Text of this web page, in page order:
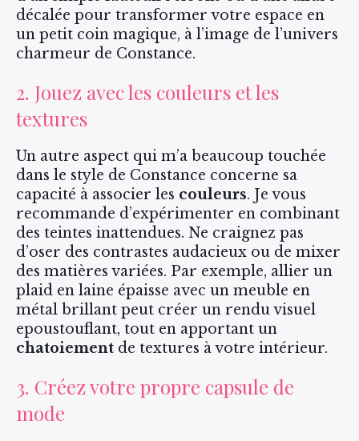
décalée pour transformer votre espace en
un petit coin magique, à l’image de l’univers
charmeur de Constance.
2. Jouez avec les couleurs et les
textures
Un autre aspect qui m’a beaucoup touchée
dans le style de Constance concerne sa
capacité à associer les couleurs. Je vous
recommande d’expérimenter en combinant
des teintes inattendues. Ne craignez pas
d’oser des contrastes audacieux ou de mixer
des matières variées. Par exemple, allier un
plaid en laine épaisse avec un meuble en
métal brillant peut créer un rendu visuel
epoustouflant, tout en apportant un
chatoiement de textures à votre intérieur.
3. Créez votre propre capsule de
mode